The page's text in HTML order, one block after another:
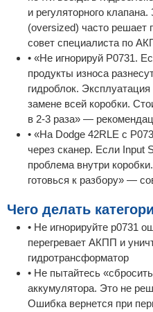
и регуляторного
(oversized) часто
совет специалиста по
• «Не игнорируй P0731.
продукты износа
гидроблок.
замене всей коробки.
в 2-3 раза» —
• «На Dodge 42RLE с
через сканер. Если Input
проблема внутри
готовься к разбору» —
Чего делать
• Не игнорируйте p0731
перегревает АКПП и
гидротрансформатор
• Не пытайтесь
аккумулятора. Это не
Ошибка вернется при